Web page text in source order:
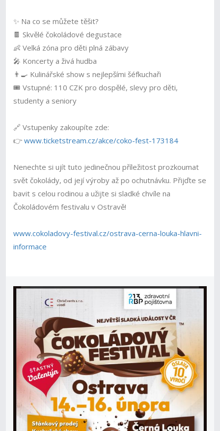
✨ Na co se můžete těšit?
🍫 Skvělé čokoládové degustace
👶 Velká zóna pro děti plná zábavy
🎤 Koncerty a živá hudba
👨‍🍳 Kulinářské show s nejlepšími šéfkuchaři
🎟️ Vstupné: 110 CZK pro dospělé, slevy pro děti,
studenty a seniory
🔗 Vstupenky zakoupíte zde:
👉www.ticketstream.cz/akce/coko-fest-173184
Nenechte si ujít tuto jedinečnou příležitost prozkoumat
svět čokolády, od její výroby až po ochutnávku. Přijďte se
bavit s celou rodinou a užijte si sladké chvíle na
Čokoládovém festivalu v Ostravě!
www.cokoladovy-festival.cz/ostrava-cerna-louka-hlavni-
informace